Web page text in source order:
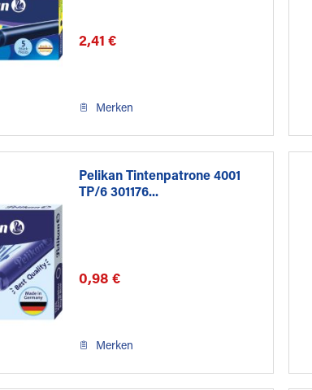
2,41 €
Merken
Pelikan Tintenpatrone 4001
TP/6 301176...
0,98 €
Merken